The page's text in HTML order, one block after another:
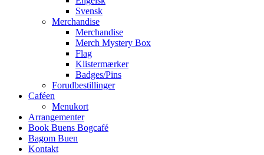
Svensk
Merchandise
Merchandise
Merch Mystery Box
Flag
Klistermærker
Badges/Pins
Forudbestillinger
Caféen
Menukort
Arrangementer
Book Buens Bogcafé
Bagom Buen
Kontakt